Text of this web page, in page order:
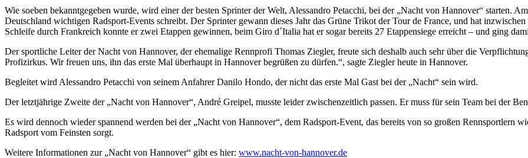
Wie soeben bekanntgegeben wurde, wird einer der besten Sprinter der Welt, Alessandro Petacchi, bei der „Nacht von Hannover“ starten.
Deutschland wichtigen Radsport-Events schreibt. Der Sprinter gewann dieses Jahr das Grüne Trikot der Tour de France, und hat
Schleife durch Frankreich konnte er zwei Etappen gewinnen, beim Giro d´Italia hat er sogar bereits 27 Etappensiege erreicht – und ging
Der sportliche Leiter der Nacht von Hannover, der ehemalige Rennprofi Thomas Ziegler, freute sich deshalb auch sehr über die
Profizirkus. Wir freuen uns, ihn das erste Mal überhaupt in Hannover begrüßen zu dürfen.“, sagte Ziegler heute in Hannover.
Begleitet wird Alessandro Petacchi von seinem Anfahrer Danilo Hondo, der nicht das erste Mal Gast bei der „Nacht“ sein wird.
Der letztjährige Zweite der „Nacht von Hannover“, André Greipel, musste leider zwischenzeitlich passen. Er muss für sein Team bei der
Es wird dennoch wieder spannend werden bei der „Nacht von Hannover“, dem Radsport-Event, das bereits von so großen
Radsport vom Feinsten sorgt.
Weitere Informationen zur „Nacht von Hannover“ gibt es hier: www.nacht-von-hannover.de